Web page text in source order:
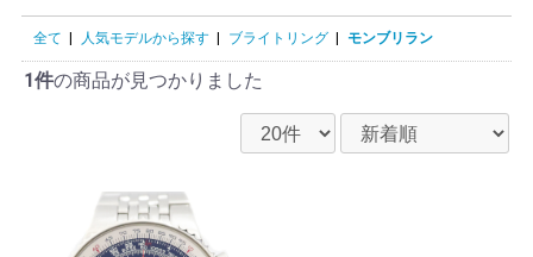
全て 人気モデルから探す ブライトリング モンブリラン
1件の商品が見つかりました